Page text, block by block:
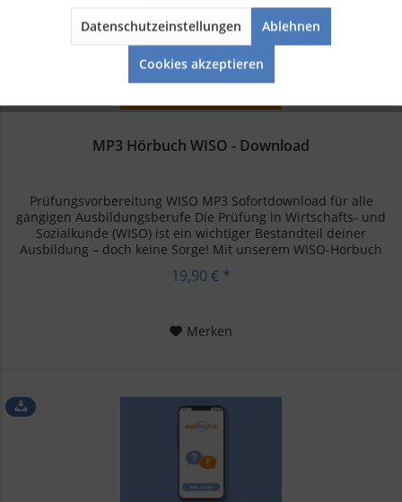
MP3 Hörbuch WISO - Download
Prüfungsvorbereitung WISO MP3 Sofortdownload für alle
gängigen Ausbildungsberufe Die Prüfung in Wirtschafts- und
Sozialkunde (WISO) ist ein wichtiger Bestandteil deiner
Ausbildung – doch keine Sorge! Mit unserem WISO-Hörbuch
19,90 € *
Merken
Aktiv
Datenschutzeinstellungen Ablehnen
Cookies akzeptieren